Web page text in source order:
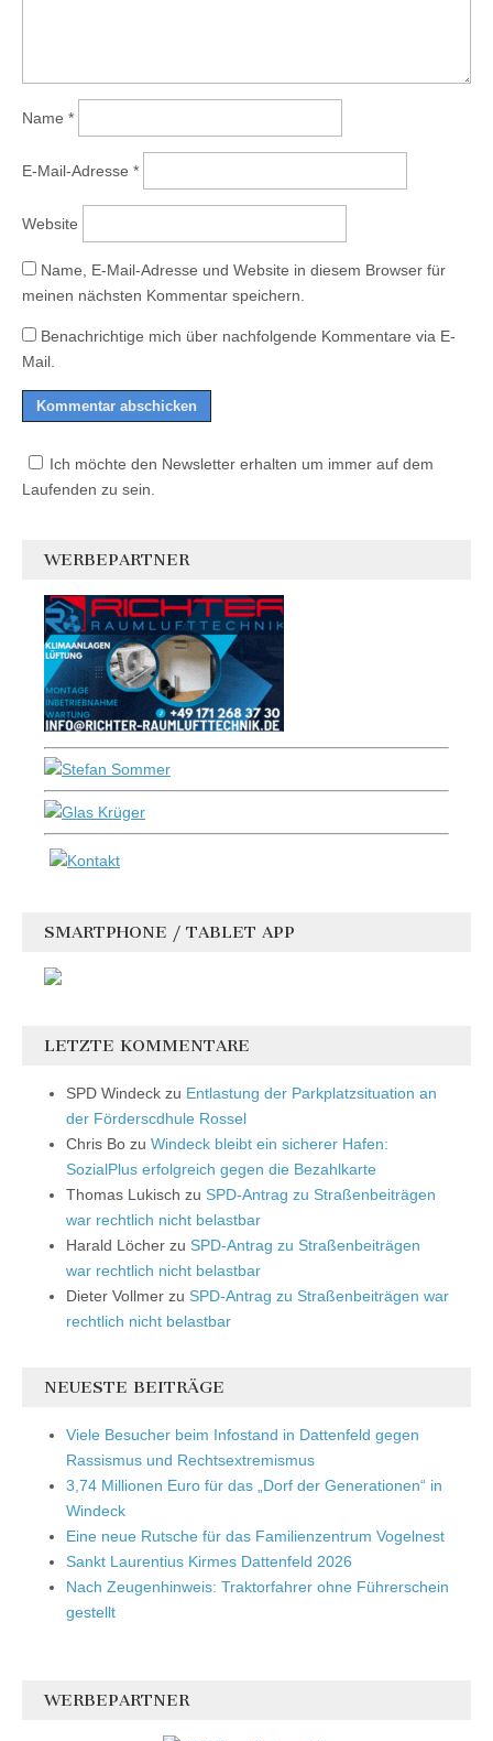
Name *
E-Mail-Adresse *
Website
Name, E-Mail-Adresse und Website in diesem Browser für
meinen nächsten Kommentar speichern.
Benachrichtige mich über nachfolgende Kommentare via E-
Mail.
Ich möchte den Newsletter erhalten um immer auf dem
Laufenden zu sein.
WERBEPARTNER
SMARTPHONE / TABLET APP
LETZTE KOMMENTARE
SPD Windeck zu Entlastung der Parkplatzsituation an
der Förderscdhule Rossel
Chris Bo zu Windeck bleibt ein sicherer Hafen:
SozialPlus erfolgreich gegen die Bezahlkarte
Thomas Lukisch zu SPD-Antrag zu Straßenbeiträgen
war rechtlich nicht belastbar
Harald Löcher zu SPD-Antrag zu Straßenbeiträgen
war rechtlich nicht belastbar
Dieter Vollmer zu SPD-Antrag zu Straßenbeiträgen war
rechtlich nicht belastbar
NEUESTE BEITRÄGE
Viele Besucher beim Infostand in Dattenfeld gegen
Rassismus und Rechtsextremismus
3,74 Millionen Euro für das „Dorf der Generationen“ in
Windeck
Eine neue Rutsche für das Familienzentrum Vogelnest
Sankt Laurentius Kirmes Dattenfeld 2026
Nach Zeugenhinweis: Traktorfahrer ohne Führerschein
gestellt
WERBEPARTNER